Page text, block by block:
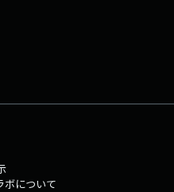
ボについて